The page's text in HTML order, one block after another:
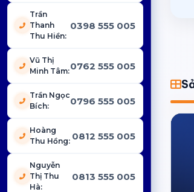
Trần
Thanh
Thu Hiền:
0398 555 005
Vũ Thị
Minh Tâm:0762 555 005
Trần Ngọc
Bích: 0796 555 005
Hoàng
Thu Hồng: 0812 555 005
Nguyễn
Thị Thu
Hà:
0813 555 005